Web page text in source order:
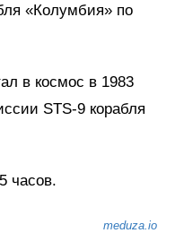
«Колумбия» по
в космос в 1983
STS-9 корабля
часов.
meduza.io